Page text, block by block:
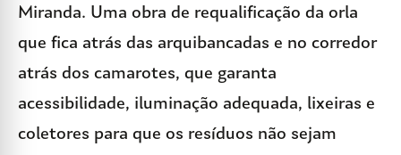
Miranda. Uma obra de requalificação da orla
que fica atrás das arquibancadas e no corredor
atrás dos camarotes, que garanta
acessibilidade, iluminação adequada, lixeiras e
coletores para que os resíduos não sejam